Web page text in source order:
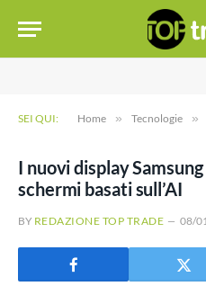
SEI QUI: Home » Tecnologie »
I nuovi display
schermi basati sull’AI
BY REDAZIONE TOP TRADE 08/